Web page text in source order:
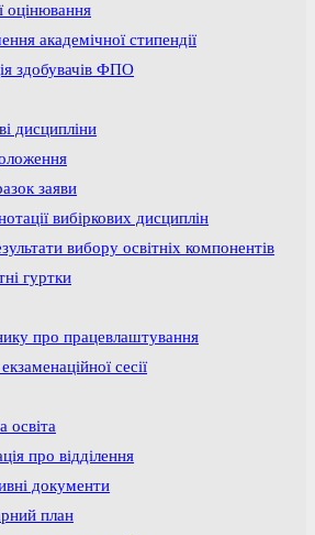
оцінювання
академічної стипендії
здобувачів ФПО
дисципліни
заяви
вибіркових дисциплін
вибору освітніх компонентів
гуртки
про працевлаштування
сесії
освіта
про відділення
документи
план